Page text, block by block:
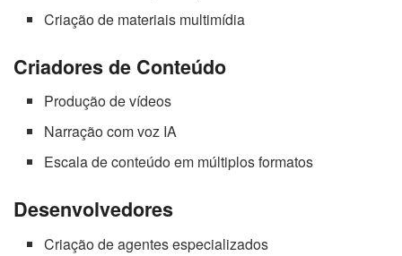
Criação de materiais multimídia
Criadores de Conteúdo
Produção de vídeos
Narração com voz IA
Escala de conteúdo em múltiplos formatos
Desenvolvedores
Criação de agentes especializados